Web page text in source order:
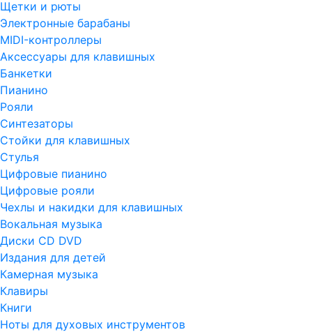
Щетки и рюты
Электронные барабаны
MIDI-контроллеры
Аксессуары для клавишных
Банкетки
Пианино
Рояли
Синтезаторы
Стойки для клавишных
Стулья
Цифровые пианино
Цифровые рояли
Чехлы и накидки для клавишных
Вокальная музыка
Диски CD DVD
Издания для детей
Камерная музыка
Клавиры
Книги
Ноты для духовых инструментов